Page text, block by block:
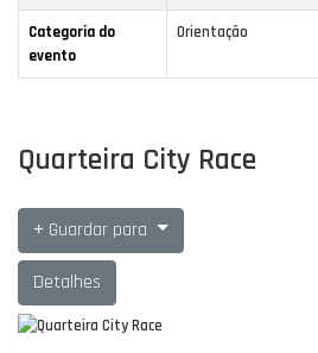
Categoria do
evento
Orientação
Quarteira City Race
Guardar para
Detalhes